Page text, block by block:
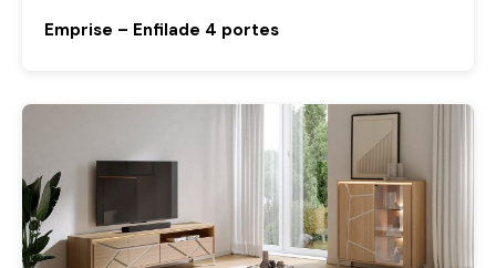
Emprise – Enfilade 4 portes